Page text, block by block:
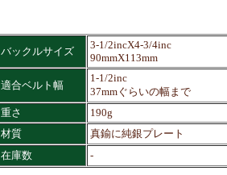
バックルサイズ
3-1/2incX4-3/4inc
90mmX113mm
適合ベルト幅
1-1/2inc
37mmぐらいの幅まで
重さ
190g
材質
真鍮に純銀プレート
在庫数
-